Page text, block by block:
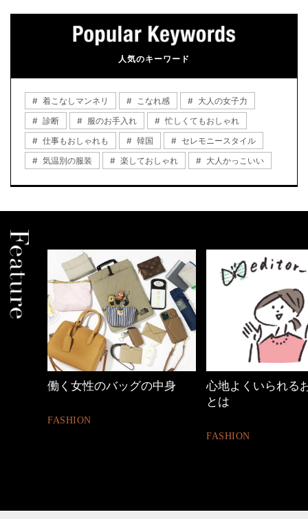
人気のキーワード
着こなしマンネリ こなれ感
大人の女子力
診断
服のお手入れ
忙しくてもおしゃれ
仕事もおしゃれも
韓国
セレモニースタイル
気温別の服装
楽しておしゃれ 大人かっこいい
グの中身
心地よくいられるおしゃれ
【ワーママ
FASHION